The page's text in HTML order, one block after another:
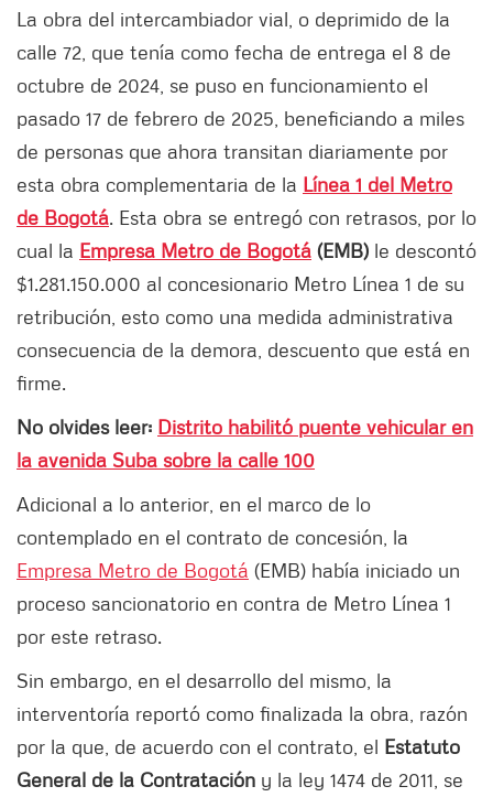
La obra del intercambiador vial, o deprimido de la
calle 72, que tenía como fecha de entrega el 8 de
octubre de 2024, se puso en funcionamiento el
pasado 17 de febrero de 2025, beneficiando a miles
de personas que ahora transitan diariamente por
esta obra complementaria de la Línea 1 del Metro
de Bogotá. Esta obra se entregó con retrasos, por lo
cual la Empresa Metro de Bogotá (EMB) le descontó
$1.281.150.000 al concesionario Metro Línea 1 de su
retribución, esto como una medida administrativa
consecuencia de la demora, descuento que está en
firme.
No olvides leer: Distrito habilitó puente vehicular en
la avenida Suba sobre la calle 100
Adicional a lo anterior, en el marco de lo
contemplado en el contrato de concesión, la
Empresa Metro de Bogotá (EMB) había iniciado un
proceso sancionatorio en contra de Metro Línea 1
por este retraso.
Sin embargo, en el desarrollo del mismo, la
interventoría reportó como finalizada la obra, razón
por la que, de acuerdo con el contrato, el Estatuto
General de la Contratación y la ley 1474 de 2011, se